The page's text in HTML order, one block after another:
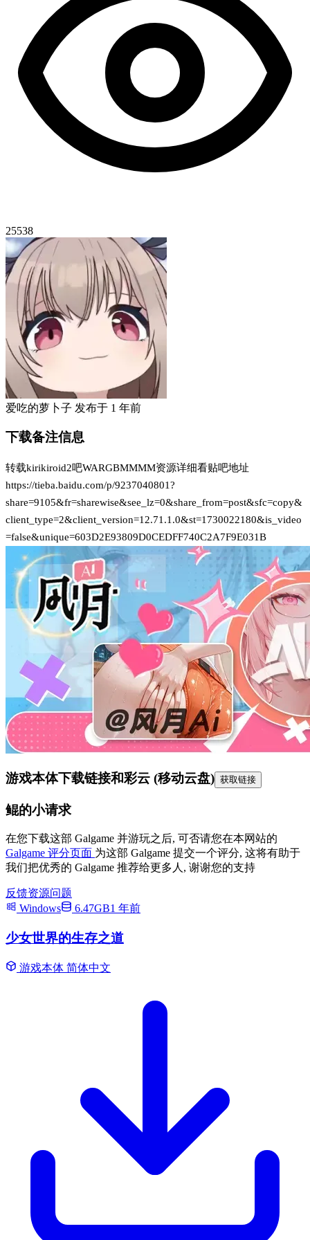
25538
爱吃的萝卜子 发布于 1 年前
下载备注信息
转载kirikiroid2吧WARGBMMMM资源详细看贴吧地址
https://tieba.baidu.com/p/9237040801?
share=9105&fr=sharewise&see_lz=0&share_from=post&sfc=copy&
client_type=2&client_version=12.71.1.0&st=1730022180&is_video
=false&unique=603D2E93809D0CEDFF740C2A7F9E031B
游戏本体下载链接和彩云 (移动云盘) 获取链接
鲲的小请求
在您下载这部 Galgame 并游玩之后, 可否请您在本网站的
Galgame 评分页面 为这部 Galgame 提交一个评分, 这将有助于
我们把优秀的 Galgame 推荐给更多人, 谢谢您的支持
反馈资源问题
Windows
6.47GB1 年前
少女世界的生存之道
游戏本体 简体中文